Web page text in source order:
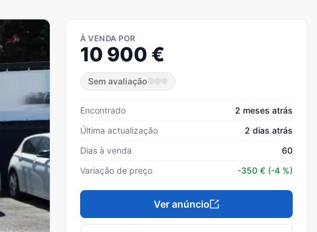
À VENDA POR
10 900 €
Sem avaliação
Encontrado
2 meses atrás
Última actualização
2 dias atrás
Dias à venda
60
Variação de preço
-350 € (-4 %)
Ver anúncio